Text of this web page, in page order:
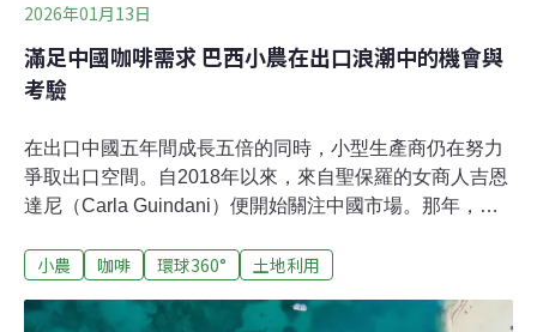
2026年01月13日
滿足中國咖啡需求 巴西小農在出口浪潮中的機會與
考驗
在出口中國五年間成長五倍的同時，小型生產商仍在努力
爭取出口空間。自2018年以來，來自聖保羅的女商人吉恩
達尼（Carla Guindani）便開始關注中國市場。那年，她
際食品展展示家庭農場的農產品。彼時，吉恩達尼擔任小
動生產的特色農產品。積極的反應令吉恩達尼感到意外，
小農 咖啡 環球360° 土地利用